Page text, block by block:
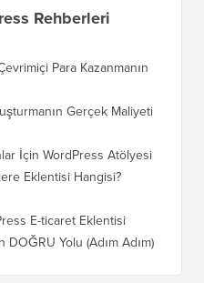
Rehberleri
Para Kazanmanın
Gerçek Maliyeti
İçin WordPress Atölyesi
Eklentisi Hangisi?
E-ticaret Eklentisi
Yolu (Adım Adım)